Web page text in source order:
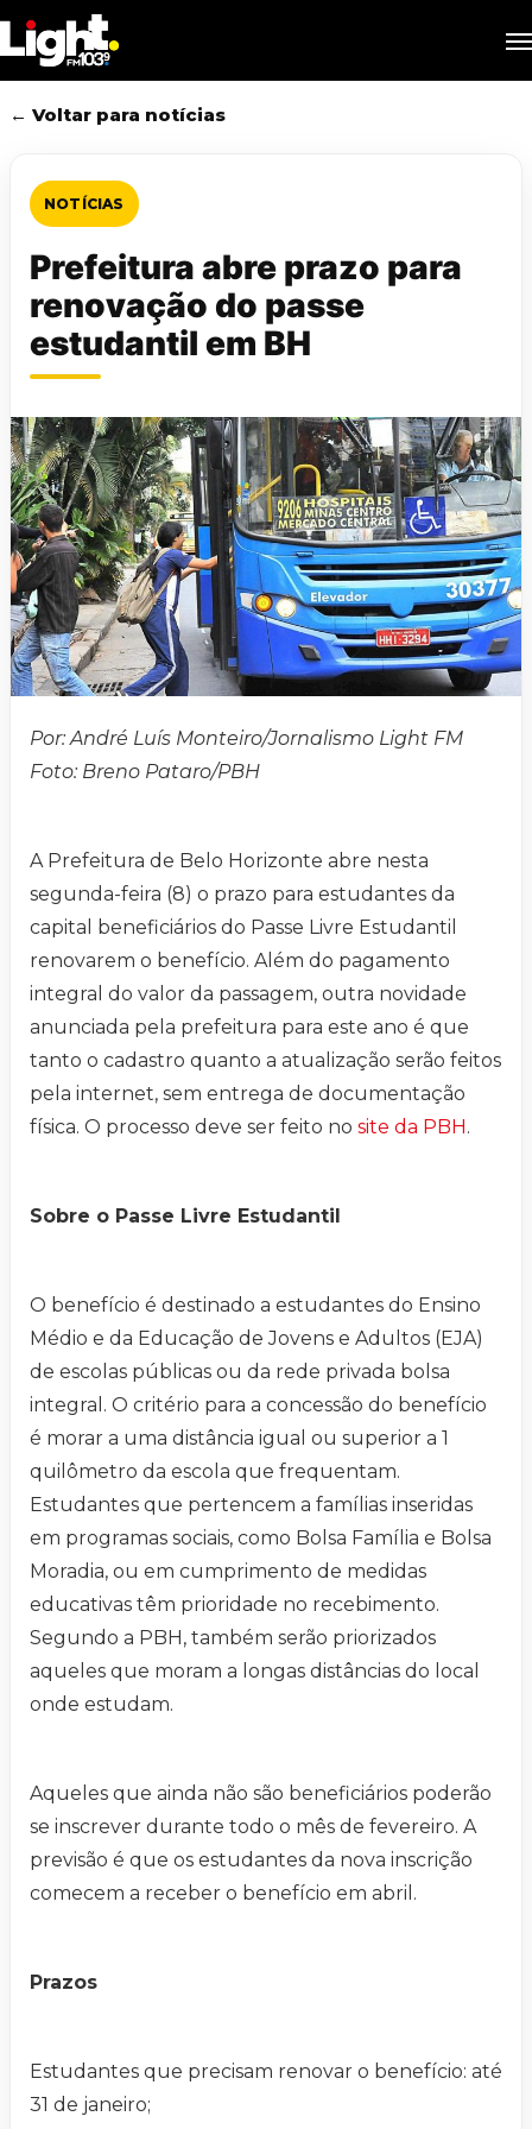
to
main
content
← Voltar para notícias
NOTÍCIAS
Prefeitura abre prazo para
renovação do passe
estudantil em BH
Por: André Luís Monteiro/Jornalismo Light FM
Foto: Breno Pataro/PBH
A Prefeitura de Belo Horizonte abre nesta
segunda-feira (8) o prazo para estudantes da
capital beneficiários do Passe Livre Estudantil
renovarem o benefício. Além do pagamento
integral do valor da passagem, outra novidade
anunciada pela prefeitura para este ano é que
tanto o cadastro quanto a atualização serão feitos
pela internet, sem entrega de documentação
física. O processo deve ser feito no site da PBH.
Sobre o Passe Livre Estudantil
O benefício é destinado a estudantes do Ensino
Médio e da Educação de Jovens e Adultos (EJA)
de escolas públicas ou da rede privada bolsa
integral. O critério para a concessão do benefício
é morar a uma distância igual ou superior a 1
quilômetro da escola que frequentam.
Estudantes que pertencem a famílias inseridas
em programas sociais, como Bolsa Família e Bolsa
Moradia, ou em cumprimento de medidas
educativas têm prioridade no recebimento.
Segundo a PBH, também serão priorizados
aqueles que moram a longas distâncias do local
onde estudam.
Aqueles que ainda não são beneficiários poderão
se inscrever durante todo o mês de fevereiro. A
previsão é que os estudantes da nova inscrição
comecem a receber o benefício em abril.
Prazos
Estudantes que precisam renovar o benefício: até
31 de janeiro;